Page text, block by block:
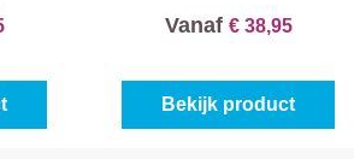
Vanaf € 38,95
Bekijk product